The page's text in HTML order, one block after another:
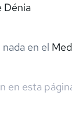
Dénia
en el
en esta